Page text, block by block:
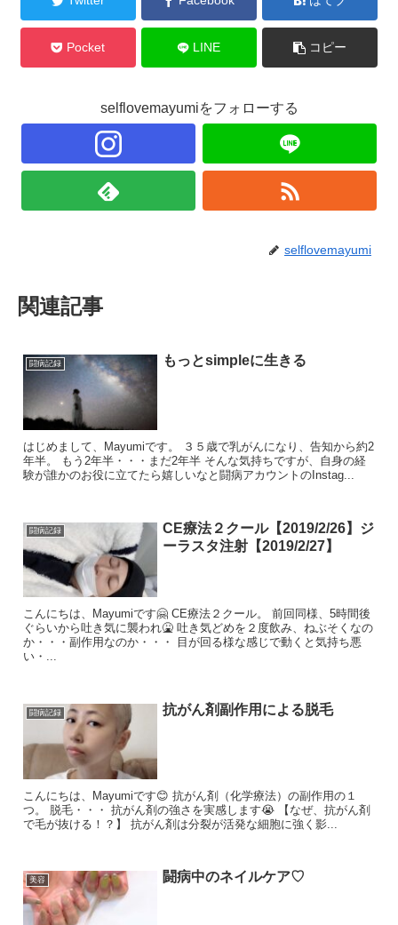
Pocket LINE コピー
selflovemayumiをフォローする
selflovemayumi
関連記事
闘病記録 もっとsimpleに生きる
はじめまして、Mayumiです。 ３５歳で乳がんになり、告知から約2
年半。 もう2年半・・・まだ2年半 そんな気持ちですが、自身の経
験が誰かのお役に立てたら嬉しいなと闘病アカウントのInstag...
闘病記録
CE療法２クール【2019/2/26】ジ
ーラスタ注射【2019/2/27】
こんにちは、Mayumiです🤗 CE療法２クール。 前回同様、5時間後
ぐらいから吐き気に襲われ🤮 吐き気どめを２度飲み、ねぶそくなの
か・・・副作用なのか・・・ 目が回る様な感じで動くと気持ち悪
い・...
闘病記録 抗がん剤副作用による脱毛
こんにちは、Mayumiです😊 抗がん剤（化学療法）の副作用の１
つ。 脱毛・・・ 抗がん剤の強さを実感します😭 【なぜ、抗がん剤
で毛が抜ける！？】 抗がん剤は分裂が活発な細胞に強く影...
美容 闘病中のネイルケア♡